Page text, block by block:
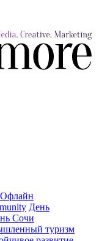
Офлайн
День
Сочи
туризм